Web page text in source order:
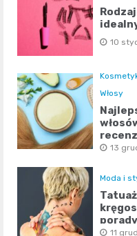
10
Włosy
13
Moda i
porady
11